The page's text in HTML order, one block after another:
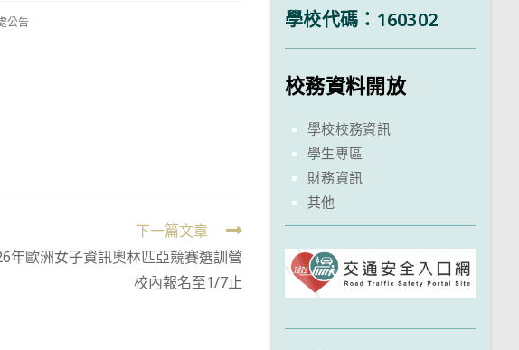
公告
下一篇文章
年歐洲女子資訊奧林匹亞競賽選訓營
校內報名至1/7止
學校代碼：160302
校務資料開放
學校校務資訊
學生專區
財務資訊
其他